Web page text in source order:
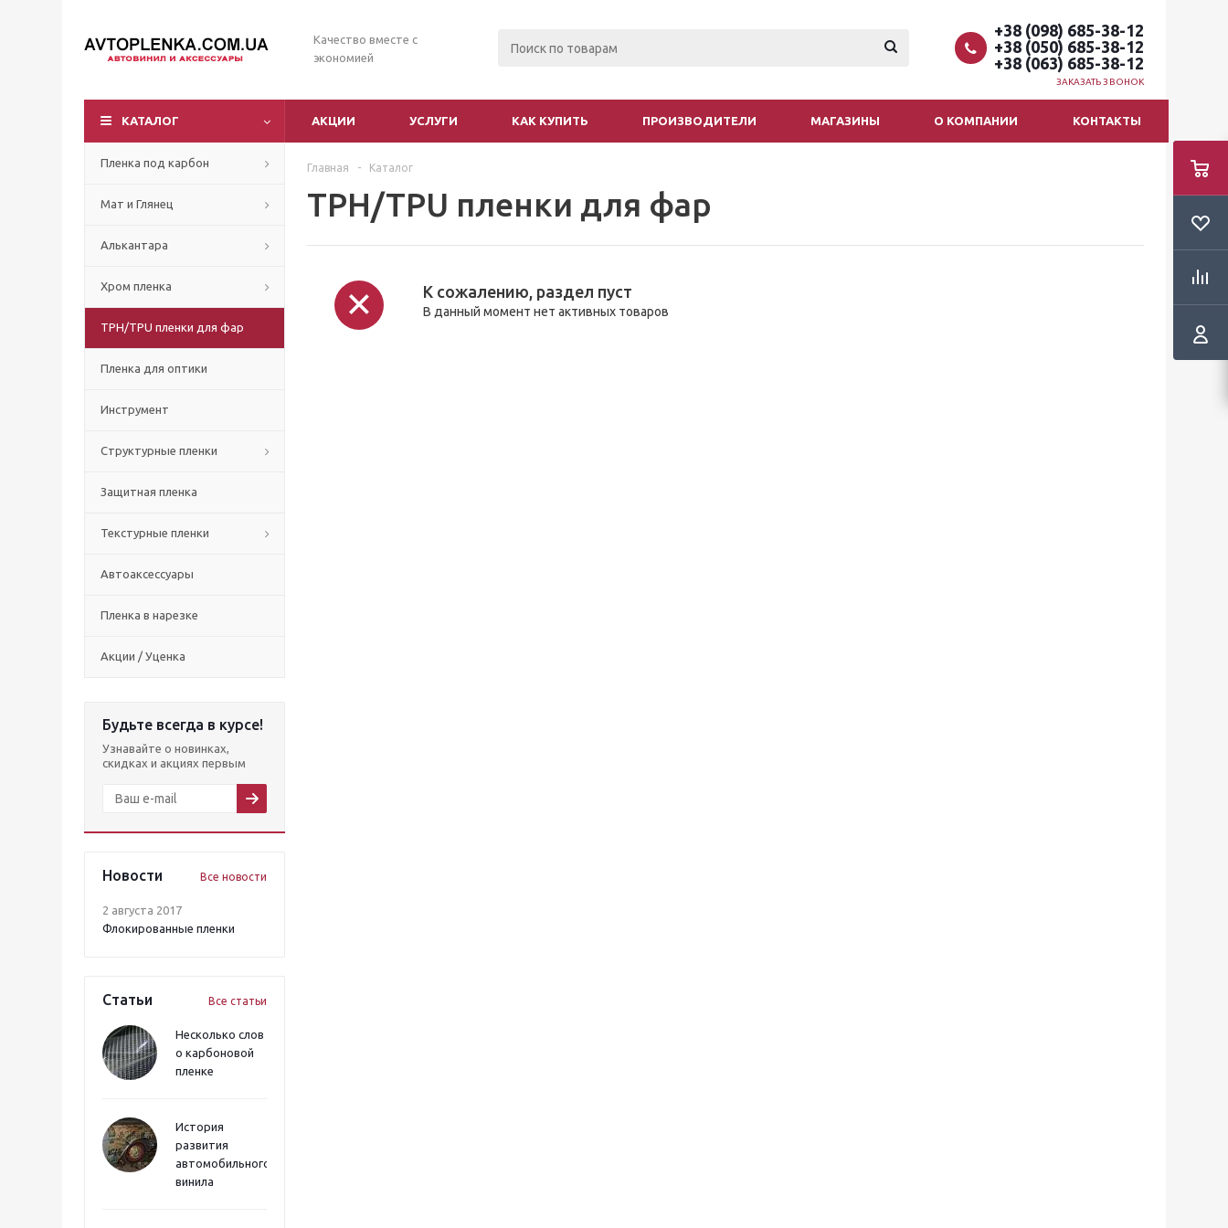
Качество вместе с
экономией
+38 (098) 685-38-12
+38 (050) 685-38-12
+38 (063) 685-38-12
ЗАКАЗАТЬ ЗВОНОК
КАТАЛОГ АКЦИИ УСЛУГИ КАК КУПИТЬ ПРОИЗВОДИТЕЛИ МАГАЗИНЫ О КОМПАНИИ КОНТАКТЫ
Пленка под карбон
Мат и Глянец
Алькантара
Хром пленка
TPH/TPU пленки для фар
Пленка для оптики
Инструмент
Структурные пленки
Защитная пленка
Текстурные пленки
Автоаксессуары
Пленка в нарезке
Акции / Уценка
Будьте всегда в курсе!
Узнавайте о новинках,
скидках и акциях первым
Новости Все новости
2 августа 2017
Флокированные пленки
Статьи Все статьи
Несколько слов
о карбоновой
пленке
История
развития
автомобильного
винила
Главная - Каталог
TPH/TPU пленки для фар
К сожалению, раздел пуст
В данный момент нет активных товаров